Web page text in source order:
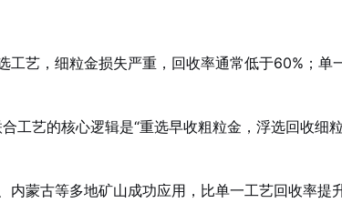
工艺，细粒金损失严重，回收率通常低于60%；单
工艺的核心逻辑是“重选早收粗粒金，浮选回收细
内蒙古等多地矿山成功应用，比单一工艺回收率提